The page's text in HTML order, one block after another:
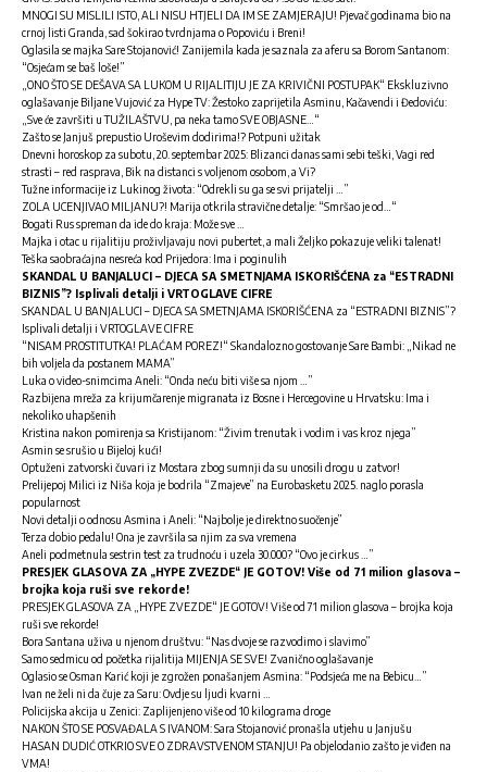
MNOGI SU MISLILI ISTO, ALI NISU HTJELI DA IM SE ZAMJERAJU! Pjevač godinama bio na
crnoj listi Granda, sad šokirao tvrdnjama o Popoviću i Breni!
Oglasila se majka Sare Stojanović! Zanijemila kada je saznala za aferu sa Borom Santanom:
“Osjećam se baš loše!”
„ONO ŠTO SE DEŠAVA SA LUKOM U RIJALITIJU JE ZA KRIVIČNI POSTUPAK“ Ekskluzivno
oglašavanje Biljane Vujović za Hype TV: Žestoko zaprijetila Asminu, Kačavendi i Đedoviću:
„Sve će završiti u TUŽILAŠTVU, pa neka tamo SVE OBJASNE…“
Zašto se Janjuš prepustio Uroševim dodirima!? Potpuni užitak
Dnevni horoskop za subotu, 20. septembar 2025: Blizanci danas sami sebi teški, Vagi red
strasti – red rasprava, Bik na distanci s voljenom osobom, a Vi?
Tužne informacije iz Lukinog života: “Odrekli su ga se svi prijatelji …”
ZOLA UCENJIVAO MILJANU?! Marija otkrila stravične detalje: “Smršao je od…“
Bogati Rus spreman da ide do kraja: Može sve …
Majka i otac u rijalitiju proživljavaju novi pubertet, a mali Željko pokazuje veliki talenat!
Teška saobraćajna nesreća kod Prijedora: Ima i poginulih
SKANDAL U BANJALUCI – DJECA SA SMETNJAMA ISKORIŠĆENA za “ESTRADNI
BIZNIS”? Isplivali detalji i VRTOGLAVE CIFRE
SKANDAL U BANJALUCI – DJECA SA SMETNJAMA ISKORIŠĆENA za “ESTRADNI BIZNIS”?
Isplivali detalji i VRTOGLAVE CIFRE
“NISAM PROSTITUTKA! PLAĆAM POREZ!“ Skandalozno gostovanje Sare Bambi: „Nikad ne
bih voljela da postanem MAMA”
Luka o video-snimcima Aneli: “Onda neću biti više sa njom …”
Razbijena mreža za krijumčarenje migranata iz Bosne i Hercegovine u Hrvatsku: Ima i
nekoliko uhapšenih
Kristina nakon pomirenja sa Kristijanom: “Živim trenutak i vodim i vas kroz njega”
Asmin se srušio u Bijeloj kući!
Optuženi zatvorski čuvari iz Mostara zbog sumnji da su unosili drogu u zatvor!
Prelijepoj Milici iz Niša koja je bodrila “Zmajeve” na Eurobasketu 2025. naglo porasla
popularnost
Novi detalji o odnosu Asmina i Aneli: “Najbolje je direktno suočenje”
Terza dobio pedalu! Ona je završila sa njim za sva vremena
Aneli podmetnula sestrin test za trudnoću i uzela 30.000? “Ovo je cirkus …”
PRESJEK GLASOVA ZA „HYPE ZVEZDE“ JE GOTOV! Više od 71 milion glasova –
brojka koja ruši sve rekorde!
PRESJEK GLASOVA ZA „HYPE ZVEZDE“ JE GOTOV! Više od 71 milion glasova – brojka koja
ruši sve rekorde!
Bora Santana uživa u njenom društvu: “Nas dvoje se razvodimo i slavimo”
Samo sedmicu od početka rijalitija MIJENJA SE SVE! Zvanično oglašavanje
Oglasio se Osman Karić koji je zgrožen ponašanjem Asmina: “Podsjeća me na Bebicu…”
Ivan ne želi ni da čuje za Saru: Ovdje su ljudi kvarni …
Policijska akcija u Zenici: Zaplijenjeno više od 10 kilograma droge
NAKON ŠTO SE POSVAĐALA S IVANOM: Sara Stojanović pronašla utjehu u Janjušu
HASAN DUDIĆ OTKRIO SVE O ZDRAVSTVENOM STANJU! Pa objelodanio zašto je viđen na
VMA!